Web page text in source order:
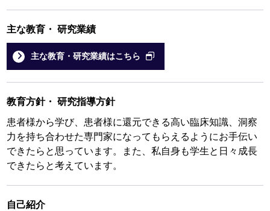
主な教育 ・ 研究業績
主な教育・研究業績はこちら
教育方針・ 研究指導方針
患者様から学び、患者様に還元できる高い臨床知識、洞察
力を持ち合わせた専門家になってもらえるようにお手伝い
できたらと思っています。また、私自身も学生と日々成長
できたらと考えています。
自己紹介